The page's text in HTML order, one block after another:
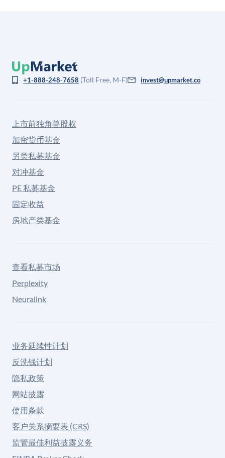
+1-888-248-7658 (Toll Free, M-F) invest@upmarket.co
上市前独角兽股权
加密货币基金
另类私募基金
对冲基金
PE 私募基金
固定收益
房地产类基金
查看私募市场
Perplexity
Neuralink
业务延续性计划
反洗钱计划
隐私政策
网站披露
使用条款
客户关系摘要表 (CRS)
监管最佳利益披露义务